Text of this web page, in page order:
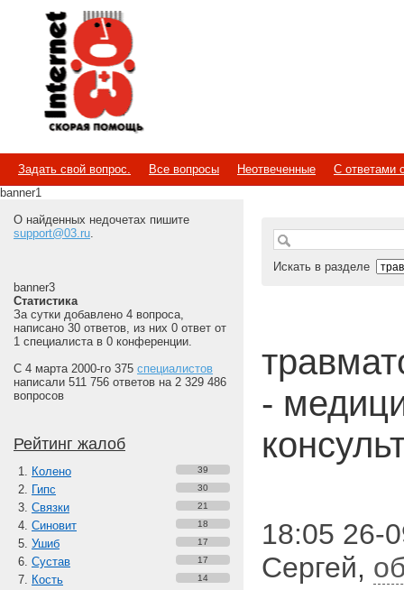
Internet
Скорая помощь
Задать свой вопрос. Все вопросы Неотвеченные
С ответами
banner1
О найденных недочетах пишите
support@03.ru.
banner3
Статистика
За сутки добавлено 4 вопроса,
написано 30 ответов, из них 0 ответ от
1 специалиста в 0 конференции.
С 4 марта 2000-го 375 специалистов
написали 511 756 ответов на 2 329 486
вопросов
Рейтинг жалоб
Колено 39
Гипс 30
Связки 21
Синовит 18
Ушиб 17
Сустав 17
Кость 14
Искать в разделе
-
18:05 26-
Сергей,